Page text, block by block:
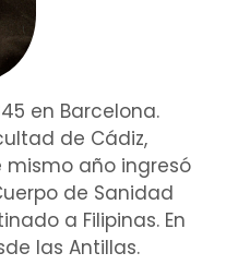
en Barcelona.
de Cádiz,
mismo año ingresó
de Sanidad
a Filipinas. En
las Antillas.